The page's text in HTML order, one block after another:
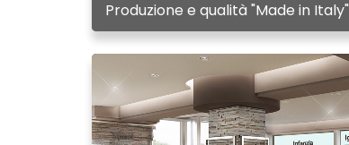
Produzione e qualità "Made in Italy"